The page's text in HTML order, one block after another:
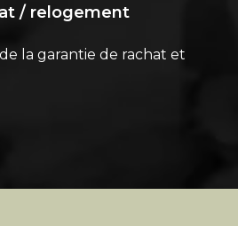
/ relogement
la garantie de rachat et